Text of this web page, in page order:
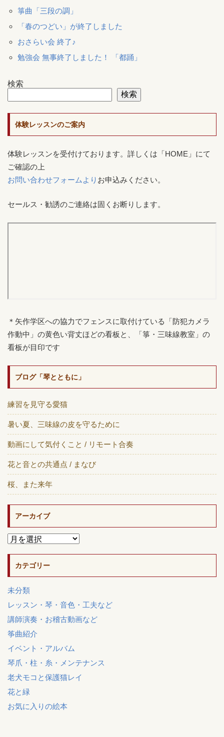
箏曲「三段の調」
「春のつどい」が終了しました
おさらい会 終了♪
勉強会 無事終了しました！ 「都踊」
検索
検索
体験レッスンのご案内
体験レッスンを受付けております。詳しくは「HOME」にて
ご確認の上
お問い合わせフォームより お申込みください。
セールス・勧誘のご連絡は固くお断りします。
＊矢作学区への協力でフェンスに取付けている「防犯カメラ
作動中」の黄色い背丈ほどの看板と、「箏・三味線教室」の
看板が目印です
ブログ「琴とともに」
練習を見守る愛猫
暑い夏、三味線の皮を守るために
動画にして気付くこと / リモート合奏
花と音との共通点 / まなび
桜、また来年
アーカイブ
カテゴリー
未分類
レッスン・琴・音色・工夫など
講師演奏・お稽古動画など
筝曲紹介
イベント・アルバム
琴爪・柱・糸・メンテナンス
老犬モコと保護猫レイ
花と緑
お気に入りの絵本